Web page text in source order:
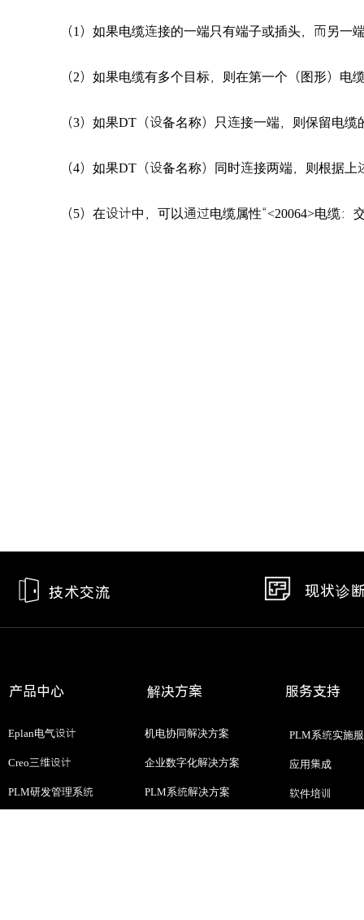
（1）如果电缆连接的一端只有端子或插头，而另
（2）如果电缆有多个目标，则在第一个（图形）电
（3）如果DT（设备名称）只连接一端，则保留电缆
（4）如果DT（设备名称）同时连接两端，则根据
（5）在设计中，可以通过电缆属性“<20064>电缆
现状诊
技术交流
机电协同解决方案
企业数字化解决方案
PLM系统解决方案
产品中心 解决方案 服务支持
PLM系统实施
应用集成
软件培训
Eplan电气设计
Creo三维设计
PLM研发管理系统